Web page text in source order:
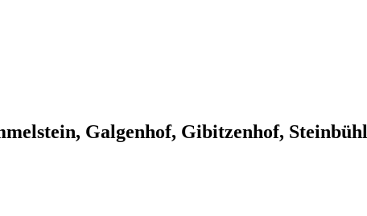
Galgenhof, Gibitzenhof, Steinbühl